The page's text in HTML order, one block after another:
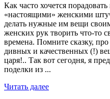
Как часто хочется
«настоящими» женскими
делать нужные им вещи
женских рук творить что-то
времена. Помните сказку,
дивных и качественных (!)
царя!.. Так вот сегодня, я
поделки из ...
Читать далее